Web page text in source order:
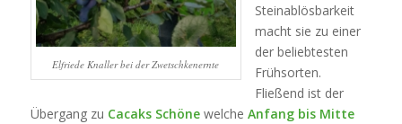
Elfriede Knaller bei der Zwetschkenernte
Steinablösbarkeit
macht sie zu einer
der beliebtesten
Frühsorten.
Fließend ist der
Übergang zu Cacaks Schönewelche Anfang bis Mitte